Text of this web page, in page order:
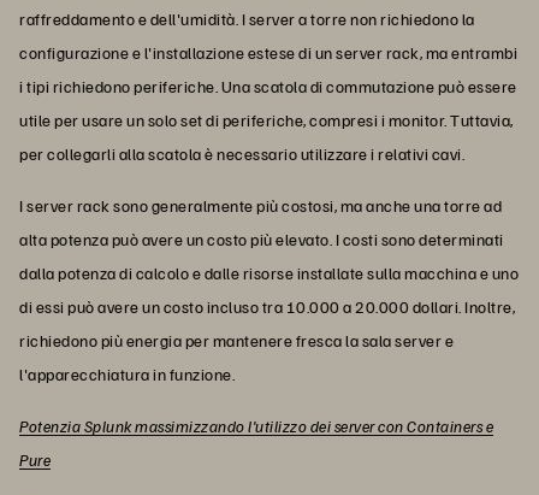
raffreddamento e dell'umidità. I server a torre non richiedono la
configurazione e l'installazione estese di un server rack, ma entrambi
i tipi richiedono periferiche. Una scatola di commutazione può essere
utile per usare un solo set di periferiche, compresi i monitor. Tuttavia,
per collegarli alla scatola è necessario utilizzare i relativi cavi.
I server rack sono generalmente più costosi, ma anche una torre ad
alta potenza può avere un costo più elevato. I costi sono determinati
dalla potenza di calcolo e dalle risorse installate sulla macchina e uno
di essi può avere un costo incluso tra 10.000 a 20.000 dollari. Inoltre,
richiedono più energia per mantenere fresca la sala server e
l'apparecchiatura in funzione.
Potenzia Splunk massimizzando l'utilizzo dei server con Containers e
Pure